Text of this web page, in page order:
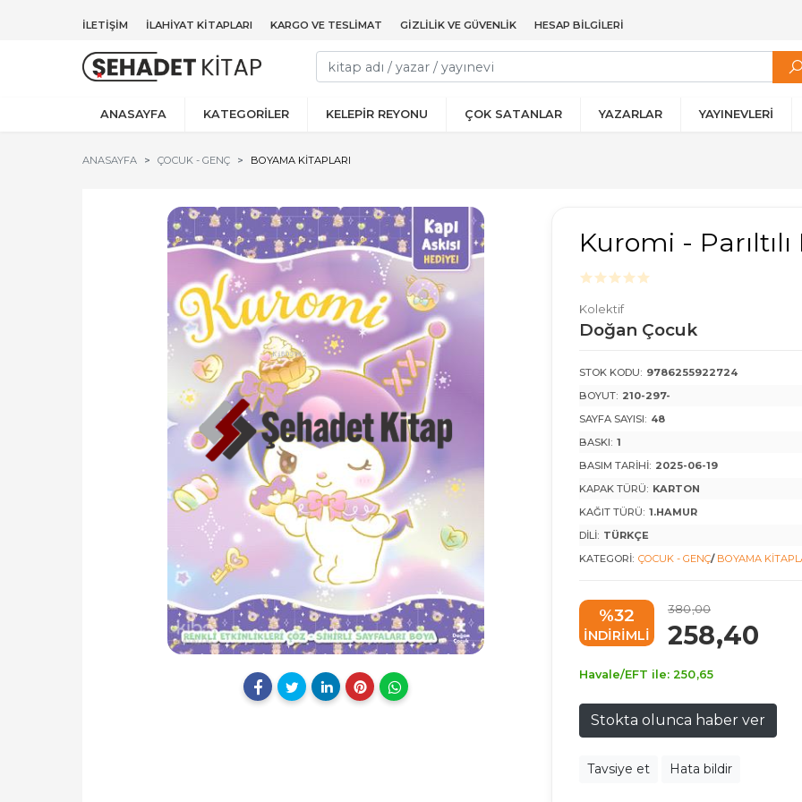
İLETIŞIM İLAHIYAT KITAPLARI KARGO VE TESLIMAT GIZLILIK VE GÜVENLIK HESAP BILGILERI
ANASAYFA KATEGORİLER KELEPİR REYONU ÇOK SATANLAR YAZARLAR YAYINEVLERİ
ANASAYFA ÇOCUK - GENÇ BOYAMA KITAPLARI
Kuromi -
Kolektif
Doğan Çocuk
STOK KODU: 9786255922724
BOYUT: 210-297-
SAYFA SAYISI: 48
BASKI: 1
BASIM TARIHI: 2025-06-19
KAPAK TÜRÜ: KARTON
KAĞIT TÜRÜ: 1.HAMUR
DILI: TÜRKÇE
KATEGORI: ÇOCUK - GENÇ/ BOYAMA
%32
INDIRIMLI
380,00
258,40
Havale/EFT ile: 250,65
Stokta olunca haber ver
Tavsiye et Hata bildir